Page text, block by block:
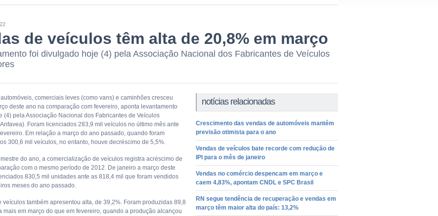
de veículos têm alta de 20,8% em março
foi divulgado hoje (4) pela Associação Nacional dos Fabricantes de Veículos
notícias relacionadas
Crescimento das vendas de automóveis mantém
previsão otimista para o ano
Vendas de veículos bate recorde com redução de
IPI para o mês de janeiro
Vendas no comércio despencam em março e
caem 4,83%, apontam CNDL e SPC Brasil
RN segue tendência de recuperação e vendas em
março têm maior alta do país: 13,2%
comerciais leves (como vans) e caminhões cresceu
deste ano na comparação com fevereiro, aponta levantamento
(4) pela Associação Nacional dos Fabricantes de Veículos
Foram licenciados 283,9 mil veículos no último mês ante
Em relação a março do ano passado, quando foram
300,6 mil veículos, no entanto, houve decréscimo de 5,5%.
do ano, a comercialização de veículos registra acréscimo de
com o mesmo período de 2012. De janeiro a março deste
830,5 mil unidades ante as 818,4 mil que foram vendidos
meses do ano passado.
veículos também apresentou alta, de 39,2%. Foram produzidas 89,8
mais em março do que em fevereiro, quando a produção alcançou